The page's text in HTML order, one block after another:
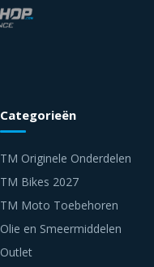
Categorieën
TM Originele Onderdelen
TM Bikes 2027
TM Moto Toebehoren
Olie en Smeermiddelen
Outlet